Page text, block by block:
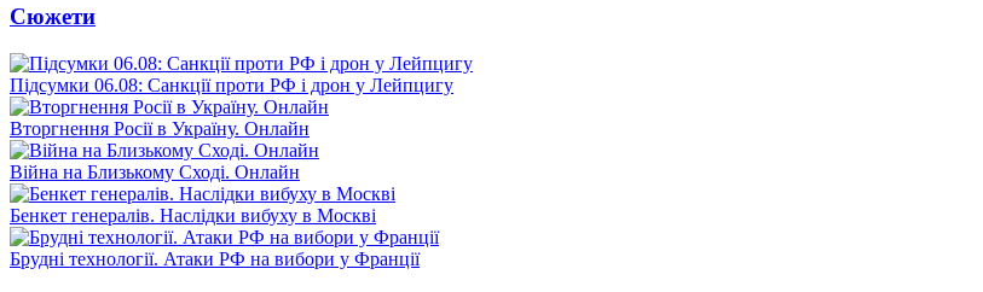
Сюжети
Підсумки 06.08: Санкції проти РФ і дрон у Лейпцигу
Вторгнення Росії в Україну. Онлайн
Війна на Близькому Сході. Онлайн
Бенкет генералів. Наслідки вибуху в Москві
Брудні технології. Атаки РФ на вибори у Франції